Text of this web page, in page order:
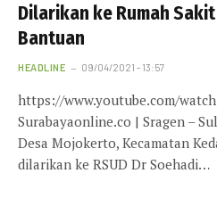
Dilarikan ke Rumah
Bantuan
HEADLINE 09/04/2021 - 13:57
https://www.youtube.com/
Surabayaonline.co | Sragen –
Desa Mojokerto, Kecamatan
dilarikan ke RSUD Dr Soehadi…